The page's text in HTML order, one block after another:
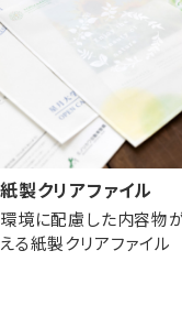
紙製クリアファイル
環境に配慮した内容物
える紙製クリアファイル